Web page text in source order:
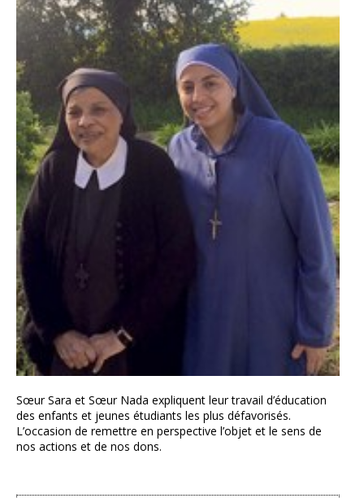
Sœur Sara et Sœur Nada expliquent leur travail d’éducation
des enfants et jeunes étudiants les plus défavorisés.
L’occasion de remettre en perspective l’objet et le sens de
nos actions et de nos dons.